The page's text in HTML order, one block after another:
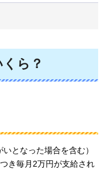
ら？
となった場合を含む）
き毎月2万円が支給され